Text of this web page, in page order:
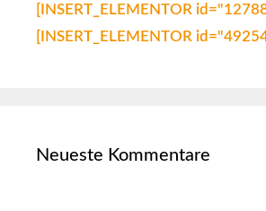
[INSERT_ELEMENTOR
[INSERT_ELEMENTOR
Neueste Kommentare